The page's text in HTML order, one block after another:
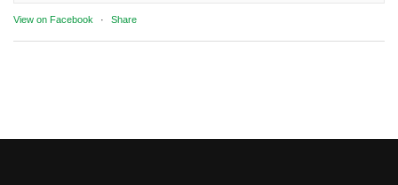
View on Facebook · Share